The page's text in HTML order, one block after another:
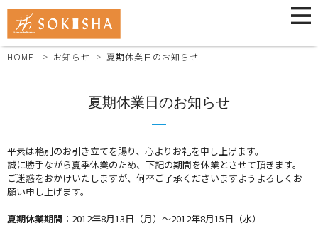
HOME お知らせ 夏期休業日のお知らせ
夏期休業日のお知らせ
平素は格別のお引き立てを賜り、心よりお礼を申し上げます。
誠に勝手ながら夏季休業のため、下記の期間を休業とさせて頂きます。
ご迷惑をおかけいたしますが、何卒ご了承くださいますようよろしくお
願い申し上げます。
夏期休業期間 ：2012年8月13日（月）～2012年8月15日（水）